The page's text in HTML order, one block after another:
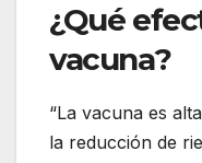
¿Qué
vacuna?
“La vacuna es
la reducción de